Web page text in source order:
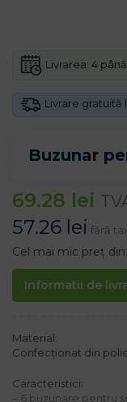
Buzunar
Livrare
Livrarea: 4
69.28 lei
57.26 lei fără
Cel mai mic preț
Informatii de
Material:
Confecționat din
Caracteristici:
– 6 buzunare pentru